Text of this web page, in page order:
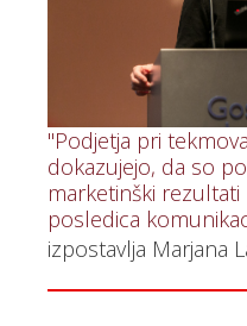
"Podjetja pri
dokazujejo, da so
marketinški
posledica
izpostavlja Marjana